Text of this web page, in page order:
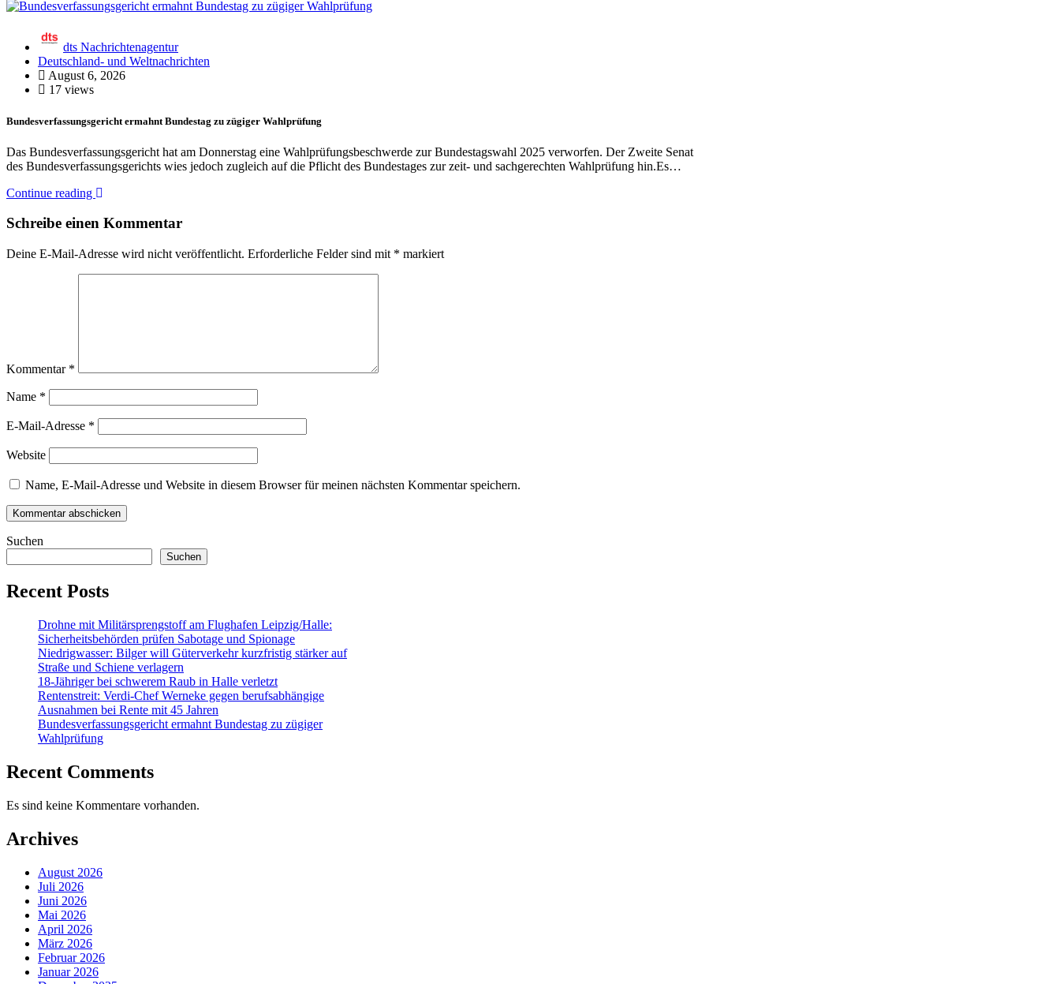
dts Nachrichtenagentur
Deutschland- und Weltnachrichten
August 6, 2026
17 views
Bundesverfassungsgericht ermahnt Bundestag zu zügiger Wahlprüfung
Das Bundesverfassungsgericht hat am Donnerstag eine Wahlprüfungsbeschwerde zur Bundestagswahl 2025 verworfen. Der Zweite Senat
des Bundesverfassungsgerichts wies jedoch zugleich auf die Pflicht des Bundestages zur zeit- und sachgerechten Wahlprüfung hin.Es…
Continue reading
Schreibe einen Kommentar
Deine E-Mail-Adresse wird nicht veröffentlicht. Erforderliche Felder sind mit * markiert
Kommentar *
Name *
E-Mail-Adresse *
Website
Name, E-Mail-Adresse und Website in diesem Browser für meinen nächsten Kommentar speichern.
Suchen
Suchen
Recent Posts
Drohne mit Militärsprengstoff am Flughafen Leipzig/Halle:
Sicherheitsbehörden prüfen Sabotage und Spionage
Niedrigwasser: Bilger will Güterverkehr kurzfristig stärker auf
Straße und Schiene verlagern
18-Jähriger bei schwerem Raub in Halle verletzt
Rentenstreit: Verdi-Chef Werneke gegen berufsabhängige
Ausnahmen bei Rente mit 45 Jahren
Bundesverfassungsgericht ermahnt Bundestag zu zügiger
Wahlprüfung
Recent Comments
Es sind keine Kommentare vorhanden.
Archives
August 2026
Juli 2026
Juni 2026
Mai 2026
April 2026
März 2026
Februar 2026
Januar 2026